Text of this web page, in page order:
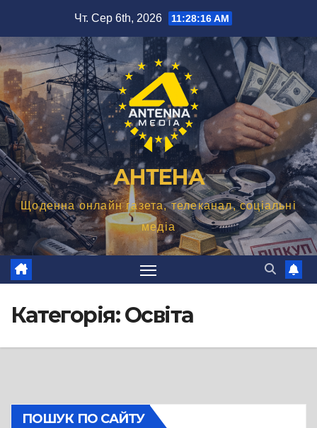
вмісту
Чт. Сер 6th, 2026 11:28:18 AM
АНТЕНА
Щоденна онлайн газета, телеканал, соціальні
медіа
Категорія:Освіта
ПОШУК ПО САЙТУ